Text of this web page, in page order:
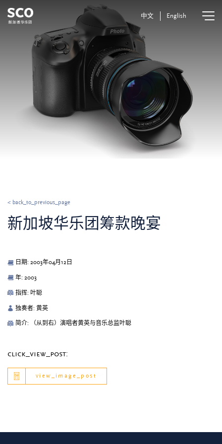
中文 English
< back_to_previous_page
新加坡华乐团筹款晚宴
日期: 2003年04月12日
年: 2003
指挥: 叶聪
独奏者: 黄英
简介: （从到右）演唱者黄英与音乐总监叶聪
click_view_post:
view_image_post